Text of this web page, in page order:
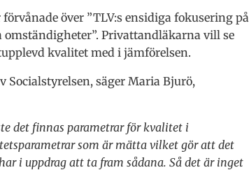
över ”TLV:s ensidiga fokusering på
omständigheter”. Privattandläkarna vill se
kvalitet med i jämförelsen.
säger Maria Bjurö,
det finnas parametrar för kvalitet i
som är mätta vilket gör att det
i uppdrag att ta fram sådana. Så det är inget